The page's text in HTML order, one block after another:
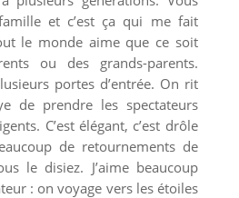
et c’est ça qui me fait
le monde aime que ce soit
ou des grands-parents.
portes d’entrée. On rit
de prendre les spectateurs
C’est élégant, c’est drôle
de retournements de
le disiez. J’aime beaucoup
: on voyage vers les étoiles